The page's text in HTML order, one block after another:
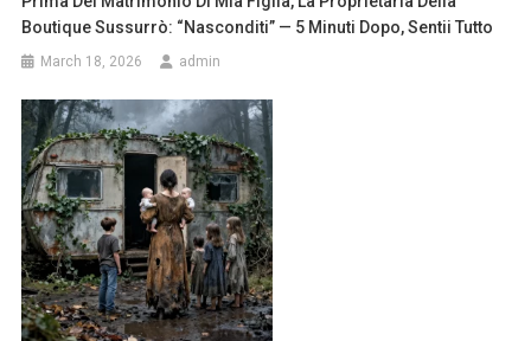
Boutique Sussurrò: “Nasconditi” — 5 Minuti Dopo, Sentii Tutto
March 18, 2026 admin